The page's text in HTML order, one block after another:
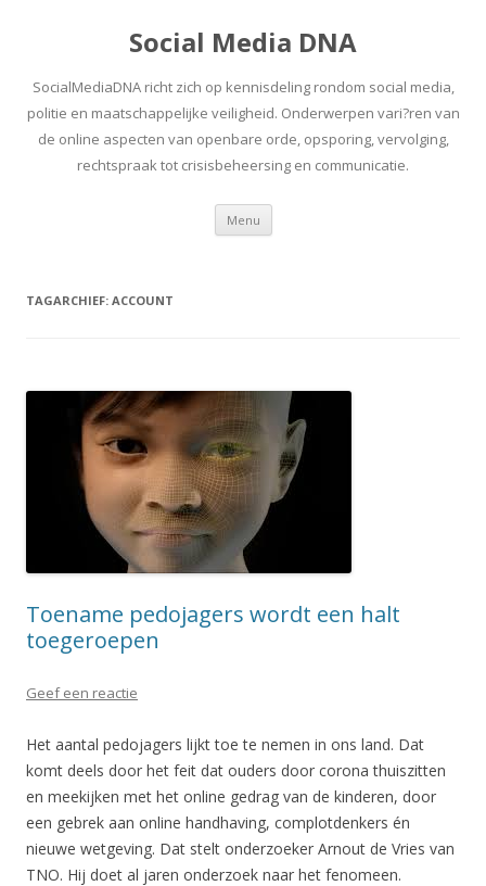
Social Media DNA
SocialMediaDNA richt zich op kennisdeling rondom social media,
politie en maatschappelijke veiligheid. Onderwerpen vari?ren van
de online aspecten van openbare orde, opsporing, vervolging,
rechtspraak tot crisisbeheersing en communicatie.
Menu Spring
inhoud
TAGARCHIEF: ACCOUNT
Toename pedojagers wordt een halt
toegeroepen
Geef een reactie
Het aantal pedojagers lijkt toe te nemen in ons land. Dat
komt deels door het feit dat ouders door corona thuiszitten
en meekijken met het online gedrag van de kinderen, door
een gebrek aan online handhaving, complotdenkers én
nieuwe wetgeving. Dat stelt onderzoeker Arnout de Vries van
TNO. Hij doet al jaren onderzoek naar het fenomeen.